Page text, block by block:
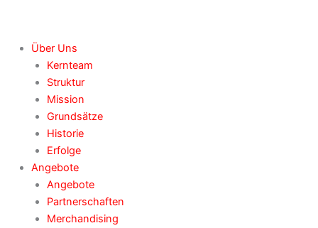
Über Uns
Kernteam
Struktur
Mission
Grundsätze
Historie
Erfolge
Angebote
Angebote
Partnerschaften
Merchandising